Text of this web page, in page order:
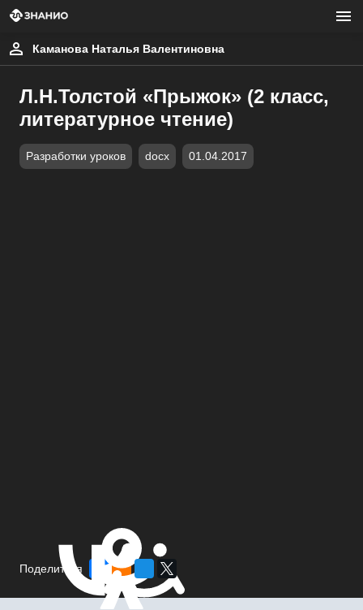
Каманова Наталья Валентиновна
Л.Н.Толстой «Прыжок» (2 класс,
литературное чтение)
Разработки уроков docx 01.04.2017
Поделиться